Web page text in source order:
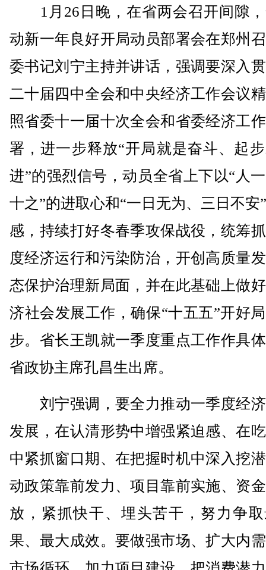
1月26日晚，在省两会召开间隙，
动新一年良好开局动员部署会在郑州
委书记刘宁主持并讲话，强调要深入
二十届四中全会和中央经济工作会议
照省委十一届十次全会和省委经济工
署，进一步释放“开局就是奋斗、起
进”的强烈信号，动员全省上下以“人
十之”的进取心和“一日无为、三日不安
感，持续打好冬春季攻保战役，统筹
度经济运行和污染防治，开创高质量
态保护治理新局面，并在此基础上做
济社会发展工作，确保“十五五”开好
步。省长王凯就一季度重点工作作具
省政协主席孔昌生出席。
刘宁强调，要全力推动一季度经
发展，在认清形势中增强紧迫感、在
中紧抓窗口期、在把握时机中深入挖
动政策靠前发力、项目靠前实施、资
放，紧抓快干、埋头苦干，努力争
果、最大成效。要做强市场、扩大内